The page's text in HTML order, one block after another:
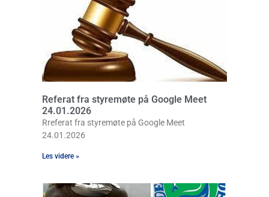
Referat fra styremøte på Google Meet
24.01.2026
Rreferat fra styremøte på Google Meet
24.01.2026
Les videre »